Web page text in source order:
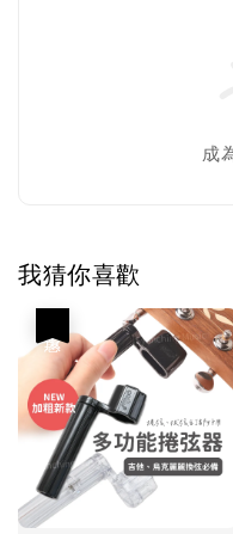
成
我猜你喜歡